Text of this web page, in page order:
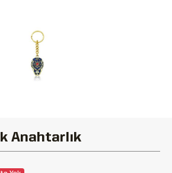
Anahtarlık